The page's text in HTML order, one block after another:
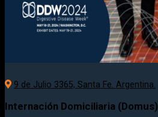
9 de Julio 3365, Santa Fe. Argentina.
Internación Domiciliaria (Domus)